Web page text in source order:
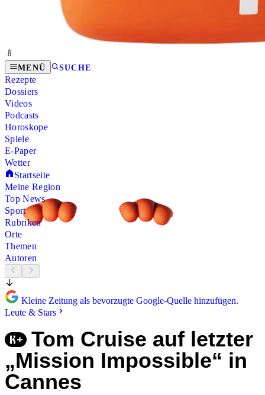
MENÜ SUCHE
Rezepte
Dossiers
Videos
Podcasts
Horoskope
Spiele
E-Paper
Wetter
Startseite
Meine Region
Top News
Sport
Rubriken
Orte
Themen
Autoren
Kleine Zeitung als bevorzugte Google-Quelle hinzufügen.
Leute & Stars
Tom Cruise auf letzter
„Mission Impossible“ in
Cannes